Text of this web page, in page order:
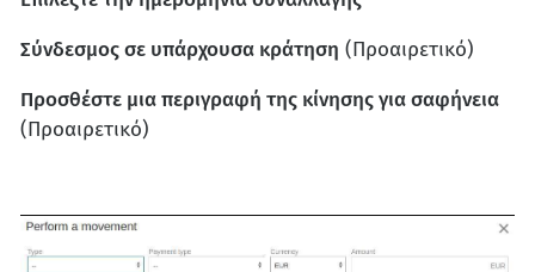
Σύνδεσμος σε υπάρχουσα κράτηση (Προαιρετικό)
Προσθέστε μια περιγραφή της κίνησης για σαφήνεια
(Προαιρετικό)